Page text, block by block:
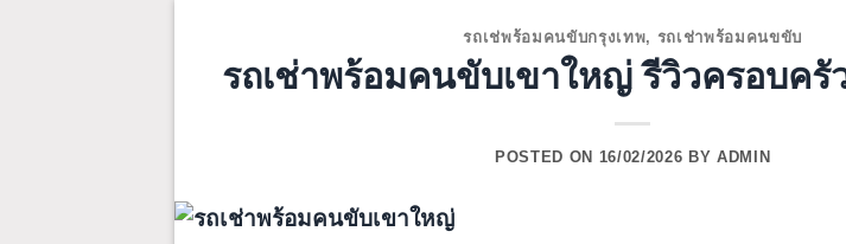
รถเช่พร้อมคนขับกรุงเทพ, รถเช่าพร้อมคนขขับ
รถเช่าพร้อมคนขับเขาใหญ่ รีวิวครอบครั
POSTED ON 16/02/2026 BYADMIN